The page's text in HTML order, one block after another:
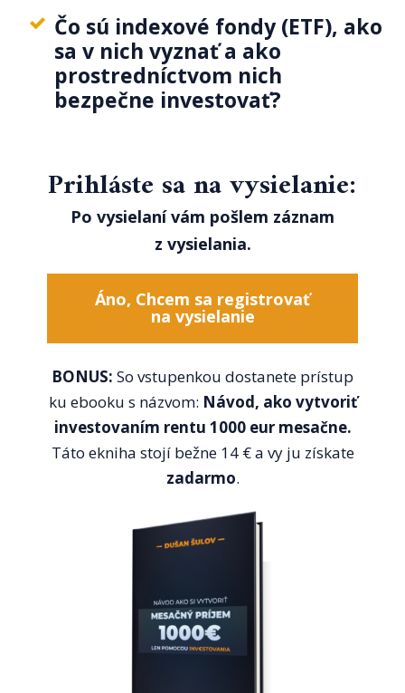
Čo sú indexové fondy (ETF), ako
sa v nich vyznať a ako
prostredníctvom nich
bezpečne investovať?
Prihláste sa na vysielanie:
Po vysielaní vám pošlem záznam
z vysielania.
Áno, Chcem sa registrovať
na vysielanie
BONUS: So vstupenkou dostanete prístup
ku ebooku s názvom: Návod, ako vytvoriť
investovaním rentu 1000 eur mesačne.
Táto ekniha stojí bežne 14 € a vy ju získate
zadarmo.